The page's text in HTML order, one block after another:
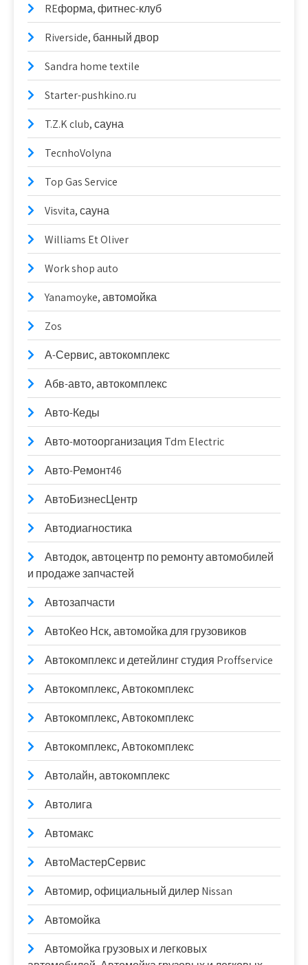
REформа, фитнес-клуб
Riverside, банный двор
Sandra home textile
Starter-pushkino.ru
T.Z.K club, сауна
TecnhoVolyna
Top Gas Service
Visvita, сауна
Williams Et Oliver
Work shop auto
Yanamoyke, автомойка
Zos
А-Сервис, автокомплекс
Абв-авто, автокомплекс
Авто-Кеды
Авто-мотоорганизация Tdm Electric
Авто-Ремонт46
АвтоБизнесЦентр
Автодиагностика
Автодок, автоцентр по ремонту автомобилей
и продаже запчастей
Автозапчасти
АвтоКео Нск, автомойка для грузовиков
Автокомплекс и детейлинг студия Proffservice
Автокомплекс, Автокомплекс
Автокомплекс, Автокомплекс
Автокомплекс, Автокомплекс
Автолайн, автокомплекс
Автолига
Автомакс
АвтоМастерСервис
Автомир, официальный дилер Nissan
Автомойка
Автомойка грузовых и легковых